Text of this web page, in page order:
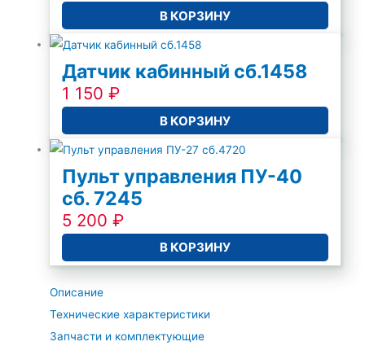
В КОРЗИНУ
Датчик кабинный сб.1458
1 150₽
В КОРЗИНУ
Пульт управления ПУ-40
сб. 7245
5 200₽
В КОРЗИНУ
Описание
Технические характеристики
Запчасти и комплектующие